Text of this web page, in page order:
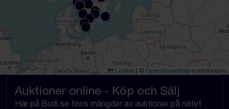
Leaflet © OpenStreetMap contributors
Auktioner online - Köp och Sälj
Här på Budi.se finns mängder av auktioner på nätet